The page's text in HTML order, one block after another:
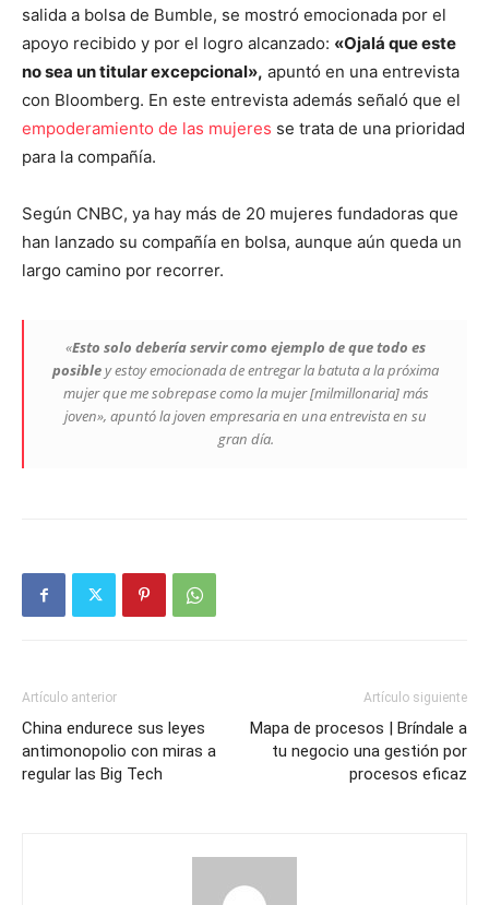
salida a bolsa de Bumble, se mostró emocionada por el
apoyo recibido y por el logro alcanzado: «Ojalá que este
no sea un titular excepcional», apuntó en una entrevista
con Bloomberg. En este entrevista además señaló que el
empoderamiento de las mujeres se trata de una prioridad
para la compañía.
Según CNBC, ya hay más de 20 mujeres fundadoras que
han lanzado su compañía en bolsa, aunque aún queda un
largo camino por recorrer.
«Esto solo debería servir como ejemplo de que todo es
posibley estoy emocionada de entregar la batuta a la próxima
mujer que me sobrepase como la mujer [milmillonaria] más
joven», apuntó la joven empresaria en una entrevista en su
gran día.
Artículo anterior
China endurece sus leyes
antimonopolio con miras a
regular las Big Tech
Artículo siguiente
Mapa de procesos | Bríndale a
tu negocio una gestión por
procesos eficaz